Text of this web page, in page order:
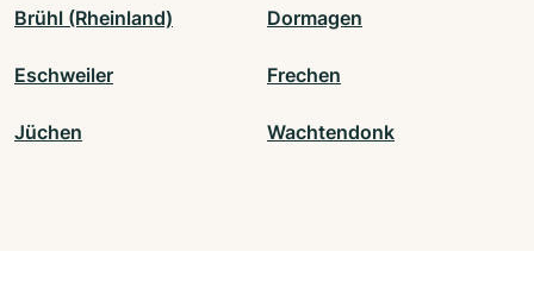
Brühl (Rheinland) Dormagen
Eschweiler Frechen
Jüchen Wachtendonk